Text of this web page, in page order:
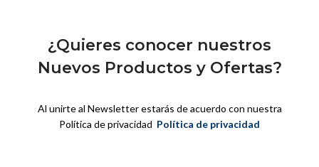
¿Quieres conocer nuestros
Nuevos Productos y Ofertas?
Al unirte al Newsletter estarás de acuerdo con nuestra
Política de privacidad Política de privacidad